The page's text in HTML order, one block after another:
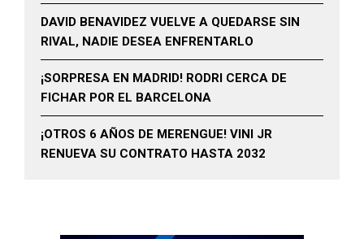
DAVID BENAVIDEZ VUELVE A QUEDARSE SIN
RIVAL, NADIE DESEA ENFRENTARLO
¡SORPRESA EN MADRID! RODRI CERCA DE
FICHAR POR EL BARCELONA
¡OTROS 6 AÑOS DE MERENGUE! VINI JR
RENUEVA SU CONTRATO HASTA 2032